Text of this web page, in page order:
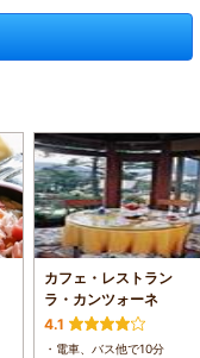
カフェ・レストラン
ラ・カンツォーネ
4.1
・電車、バス他で10分